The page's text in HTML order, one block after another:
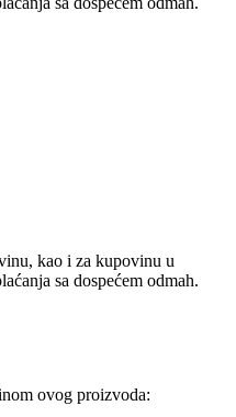
kao i za kupovinu u
sa dospećem odmah.
ovog proizvoda: